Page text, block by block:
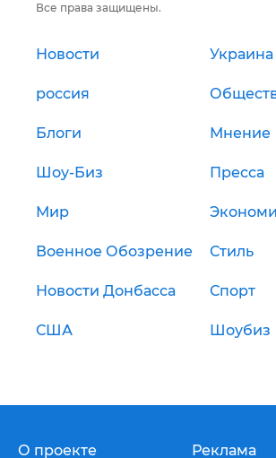
Все права защищены.
Новости Украина
россия
Блоги Мнение
Шоу-Биз Пресса
Мир
Военное Обозрение Стиль
Новости Донбасса Спорт
США Шоубиз
О проекте Реклама